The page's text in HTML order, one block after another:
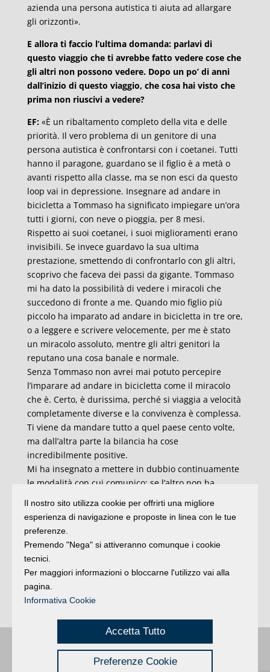
azienda una persona autistica ti aiuta ad allargare
gli orizzonti».
E allora ti faccio l’ultima domanda: parlavi di
questo viaggio che ti avrebbe fatto vedere cose che
gli altri non possono vedere. Dopo un po’ di anni
dall’inizio di questo viaggio, che cosa hai visto che
prima non riuscivi a vedere?
EF:«È un ribaltamento completo della vita e delle
priorità. Il vero problema di un genitore di una
persona autistica è confrontarsi con i coetanei. Tutti
hanno il paragone, guardano se il figlio è a metà o
avanti rispetto alla classe, ma se non esci da questo
loop vai in depressione. Insegnare ad andare in
bicicletta a Tommaso ha significato impiegare un’ora
tutti i giorni, con neve o pioggia, per 8 mesi.
Rispetto ai suoi coetanei, i suoi miglioramenti erano
invisibili. Se invece guardavo la sua ultima
prestazione, smettendo di confrontarlo con gli altri,
scoprivo che faceva dei passi da gigante. Tommaso
mi ha dato la possibilità di vedere i miracoli che
succedono di fronte a me. Quando mio figlio più
piccolo ha imparato ad andare in bicicletta in tre ore,
o a leggere e scrivere velocemente, per me è stato
un miracolo assoluto, mentre gli altri genitori la
reputano una cosa banale e normale.
Senza Tommaso non avrei mai potuto percepire
l’imparare ad andare in bicicletta come il miracolo
che è. Certo, è durissima, perché si viaggia a velocità
completamente diverse e la convivenza è complessa.
Ti viene da mandare tutto a quel paese cento volte,
ma dall’altra parte la bilancia ha cose
incredibilmente positive.
Mi ha insegnato a mettere in dubbio continuamente
le modalità con cui comunico: se l’altro non ha
detto male. E mi ha insegnato anche il sapersi
annoiare: mio figlio sa oziare e stare da solo con se
mezzo a questa iperattività che imponiamo ai
importante».
A cura diAlessandro Caprio
Buongiorno:Riminié una testata registrata presso il Tribunale di Rimini
registrazione n. 2 /28/02/2012| © 2024 buongiornoRimini
Il nostro sito utilizza cookie per offrirti una migliore
esperienza di navigazione e proposte in linea con le tue
preferenze.
Premendo "Nega" si attiveranno comunque i cookie
tecnici.
Per maggiori informazioni o bloccarne l'utilizzo vai alla
pagina.
Informativa Cookie
Accetta Tutto
Preferenze Cookie